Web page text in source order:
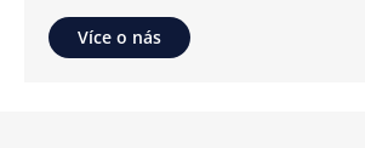
Více o nás